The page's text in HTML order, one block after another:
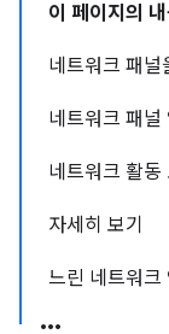
이 페이지의
네트워크 패널
네트워크 패널
네트워크 활동
자세히 보기
느린 네트워크